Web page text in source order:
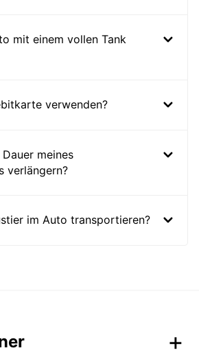
mit einem vollen Tank
verwenden?
meines
verlängern?
im Auto transportieren?